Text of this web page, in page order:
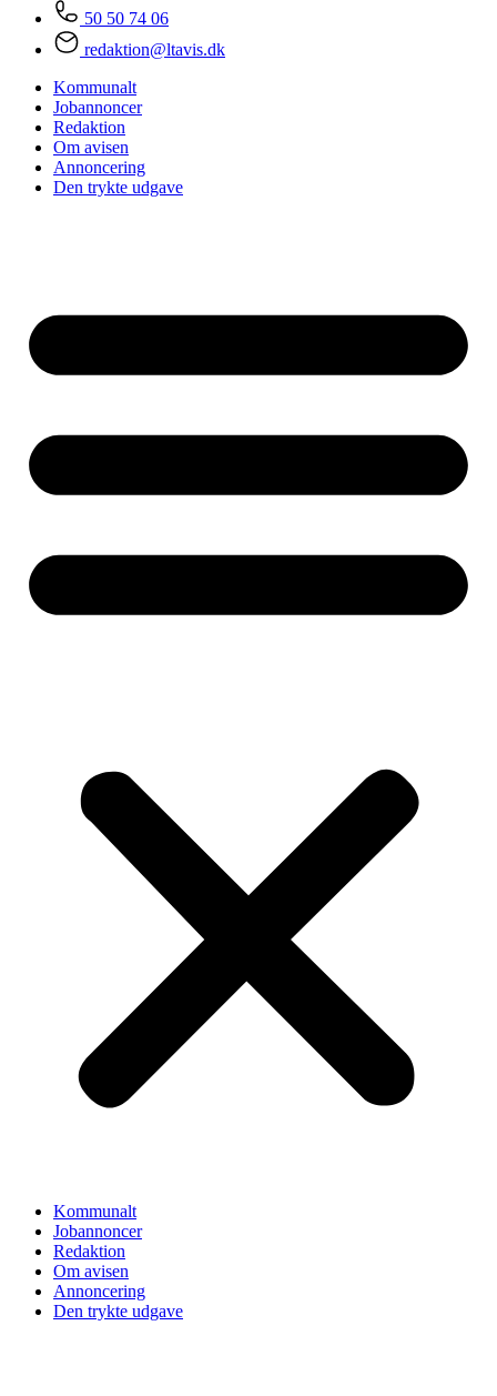
50 50 74 06
redaktion@ltavis.dk
Kommunalt
Jobannoncer
Redaktion
Om avisen
Annoncering
Den trykte udgave
Kommunalt
Jobannoncer
Redaktion
Om avisen
Annoncering
Den trykte udgave